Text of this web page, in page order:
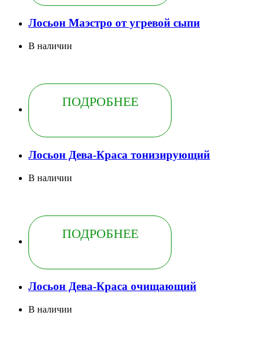
Лосьон Маэстро от угревой сыпи
В наличии
ПОДРОБНЕЕ
Лосьон Дева-Краса тонизирующий
В наличии
ПОДРОБНЕЕ
Лосьон Дева-Краса очищающий
В наличии